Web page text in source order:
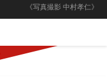
《写真撮影 中村孝仁》